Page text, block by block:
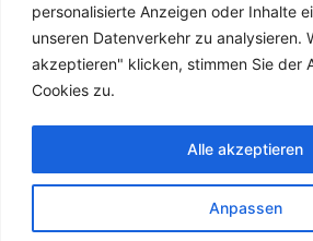
personalisierte Anzeigen oder Inhalte
unseren Datenverkehr zu analysieren.
akzeptieren" klicken, stimmen Sie der
Cookies zu.
Anpassen
Alle akzeptieren
Impressum
Datenschutz
Page History
Kontakt